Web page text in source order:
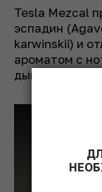
Tesla Mezcal
эспадин
karwinskii) и
ароматом с
дыма, а